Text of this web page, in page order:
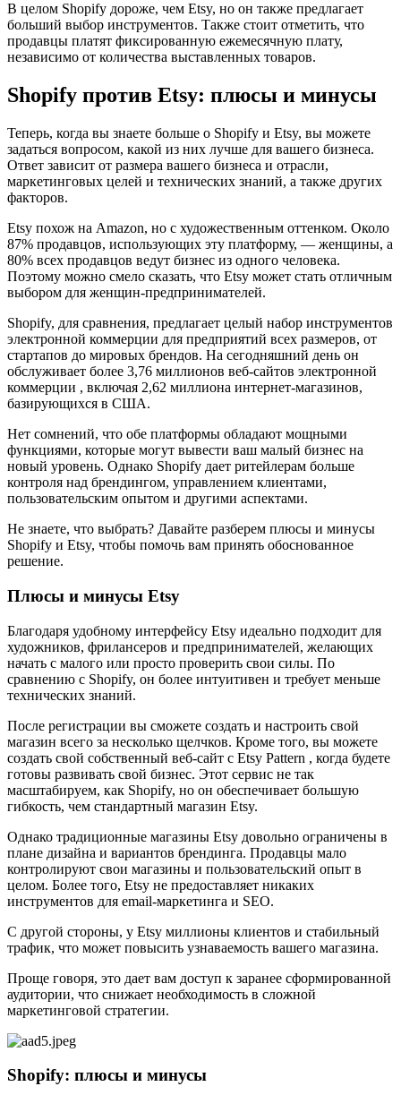
В целом Shopify дороже, чем Etsy, но он также предлагает
больший выбор инструментов. Также стоит отметить, что
продавцы платят фиксированную ежемесячную плату,
независимо от количества выставленных товаров.
Shopify против Etsy: плюсы и минусы
Теперь, когда вы знаете больше о Shopify и Etsy, вы можете
задаться вопросом, какой из них лучше для вашего бизнеса.
Ответ зависит от размера вашего бизнеса и отрасли,
маркетинговых целей и технических знаний, а также других
факторов.
Etsy похож на Amazon, но с художественным оттенком. Около
87% продавцов, использующих эту платформу, — женщины, а
80% всех продавцов ведут бизнес из одного человека.
Поэтому можно смело сказать, что Etsy может стать отличным
выбором для женщин-предпринимателей.
Shopify, для сравнения, предлагает целый набор инструментов
электронной коммерции для предприятий всех размеров, от
стартапов до мировых брендов. На сегодняшний день он
обслуживает более 3,76 миллионов веб-сайтов электронной
коммерции , включая 2,62 миллиона интернет-магазинов,
базирующихся в США.
Нет сомнений, что обе платформы обладают мощными
функциями, которые могут вывести ваш малый бизнес на
новый уровень. Однако Shopify дает ритейлерам больше
контроля над брендингом, управлением клиентами,
пользовательским опытом и другими аспектами.
Не знаете, что выбрать? Давайте разберем плюсы и минусы
Shopify и Etsy, чтобы помочь вам принять обоснованное
решение.
Плюсы и минусы Etsy
Благодаря удобному интерфейсу Etsy идеально подходит для
художников, фрилансеров и предпринимателей, желающих
начать с малого или просто проверить свои силы. По
сравнению с Shopify, он более интуитивен и требует меньше
технических знаний.
После регистрации вы сможете создать и настроить свой
магазин всего за несколько щелчков. Кроме того, вы можете
создать свой собственный веб-сайт с Etsy Pattern , когда будете
готовы развивать свой бизнес. Этот сервис не так
масштабируем, как Shopify, но он обеспечивает большую
гибкость, чем стандартный магазин Etsy.
Однако традиционные магазины Etsy довольно ограничены в
плане дизайна и вариантов брендинга. Продавцы мало
контролируют свои магазины и пользовательский опыт в
целом. Более того, Etsy не предоставляет никаких
инструментов для email-маркетинга и SEO.
С другой стороны, у Etsy миллионы клиентов и стабильный
трафик, что может повысить узнаваемость вашего магазина.
Проще говоря, это дает вам доступ к заранее сформированной
аудитории, что снижает необходимость в сложной
маркетинговой стратегии.
Shopify: плюсы и минусы